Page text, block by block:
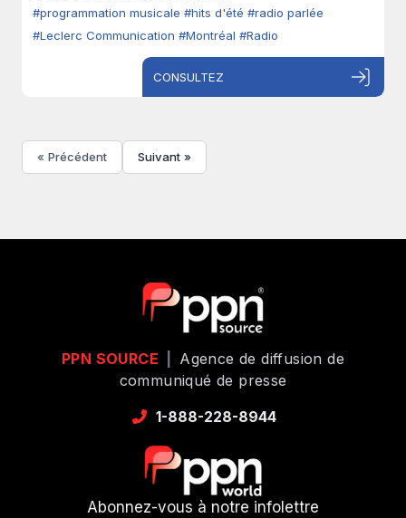
#programmation musicale #hits d'été #radio parlée
#Leclerc Communication #Montréal #Radio
CONSULTEZ
« Précédent Suivant »
PPN SOURCE
Agence de diffusion de
communiqué de presse
1-888-228-8944
Abonnez-vous à notre infolettre